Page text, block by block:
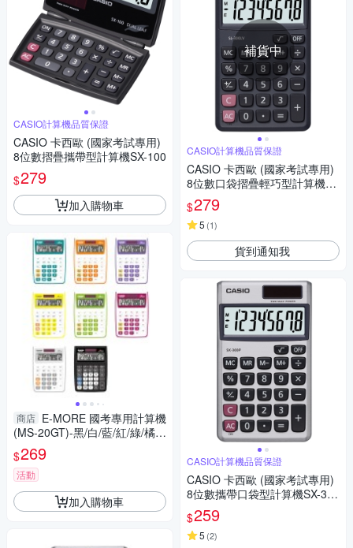
CASIO計算機品質保證
CASIO 卡西歐 (國家考試專用)
8位數摺疊攜帶型計算機SX-100
$279
加入購物車
商店 E-MORE 國考專用計算機
(MS-20GT)-黑/白/藍/紅/綠/橘/
黃/紫
$269
活動
加入購物車
補貨中
CASIO計算機品質保證
CASIO 卡西歐 (國家考試專用)
8位數口袋摺疊輕巧型計算機SL
-300LV .
$279
5 (1)
貨到通知我
CASIO計算機品質保證
CASIO 卡西歐 (國家考試專用)
8位數攜帶口袋型計算機SX-300
$259
5 (2)